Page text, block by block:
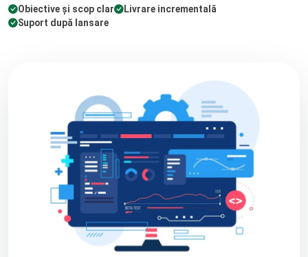
Obiective și scop clar
Livrare incrementală
Suport după lansare